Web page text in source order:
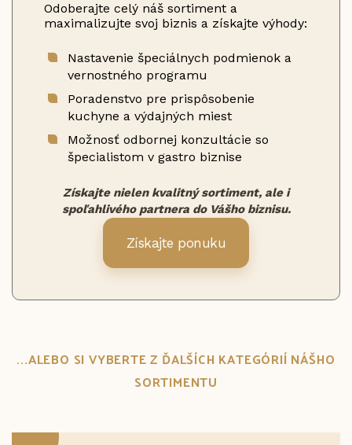
Odoberajte celý náš sortiment a
maximalizujte svoj biznis a získajte výhody:
Nastavenie špeciálnych podmienok a
vernostného programu
Poradenstvo pre prispôsobenie
kuchyne a výdajných miest
Možnosť odbornej konzultácie so
špecialistom v gastro biznise
Získajte nielen kvalitný sortiment, ale i
spoľahlivého partnera do Vášho biznisu.
Získajte ponuku
...ALEBO SI VYBERTE Z ĎALŠÍCH KATEGÓRIÍ NÁŠHO
SORTIMENTU